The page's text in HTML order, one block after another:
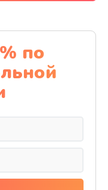
динамика
по